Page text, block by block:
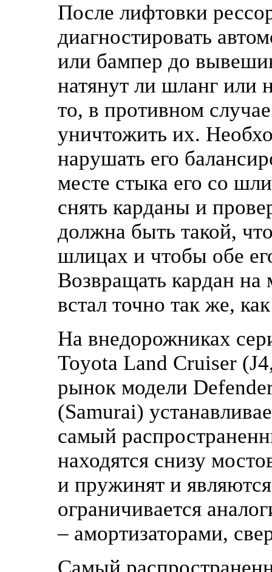
После лифтовки
диагностировать
или бампер до
натянут ли шланг или
то, в противном
уничтожить их.
нарушать его
месте стыка его со
снять карданы и
должна быть такой,
шлицах и чтобы обе
Возвращать кардан
встал точно так же,
На внедорожниках
Toyota Land Cruiser
рынок модели
(Samurai)
самый
находятся снизу
и пружинят и
ограничивается
– амортизаторами,